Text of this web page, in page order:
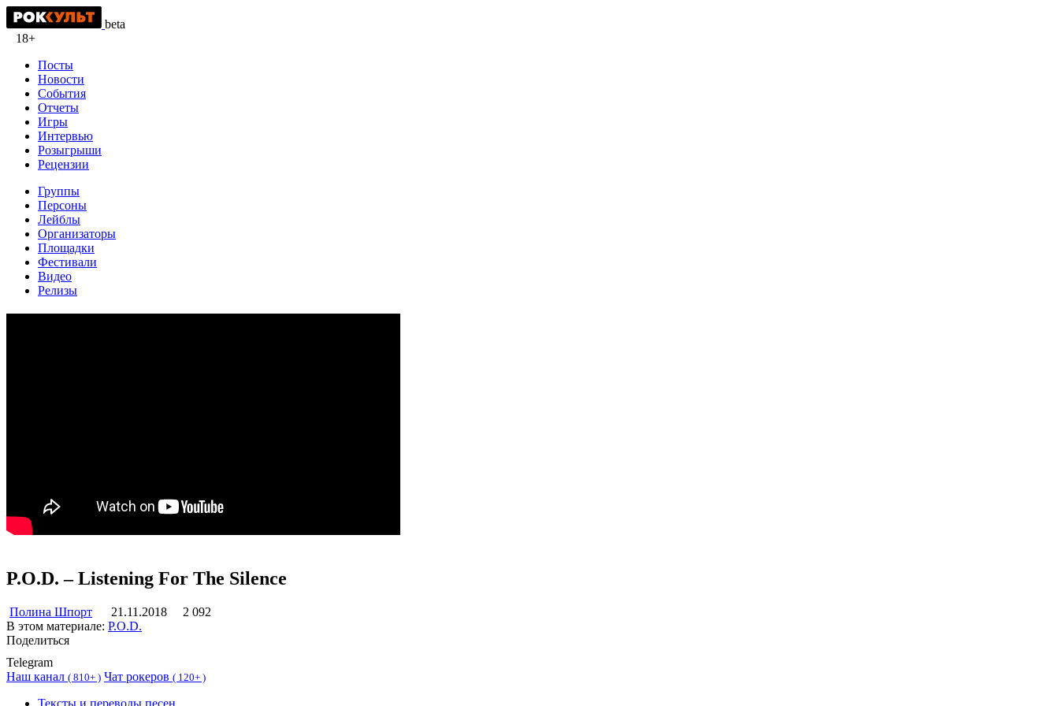
beta
18+
Посты
Новости
События
Отчеты
Игры
Интервью
Розыгрыши
Рецензии
Группы
Персоны
Лейблы
Организаторы
Площадки
Фестивали
Видео
Релизы
P.O.D. – Listening For The Silence
Полина Шпорт 21.11.2018
2 092
В этом материале: P.O.D.
Поделиться
Telegram
Наш канал ( 810+ ) Чат рокеров ( 120+ )
Тексты и переводы песен